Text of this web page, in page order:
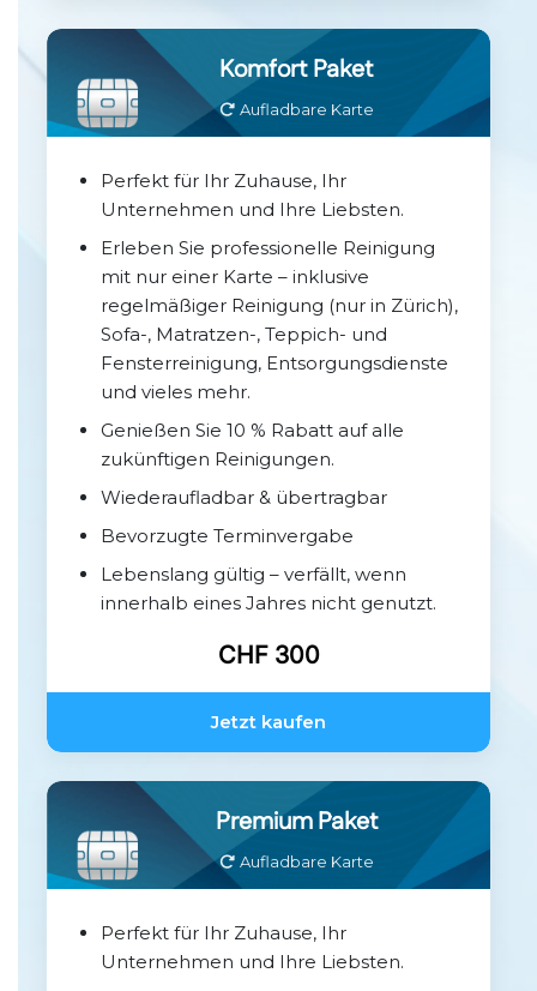
Komfort Paket
Aufladbare Karte
Perfekt für Ihr Zuhause, Ihr
Unternehmen und Ihre Liebsten.
Erleben Sie professionelle Reinigung
mit nur einer Karte – inklusive
regelmäßiger Reinigung (nur in Zürich),
Sofa-, Matratzen-, Teppich- und
Fensterreinigung, Entsorgungsdienste
und vieles mehr.
Genießen Sie 10 % Rabatt auf alle
zukünftigen Reinigungen.
Wiederaufladbar & übertragbar
Bevorzugte Terminvergabe
Lebenslang gültig – verfällt, wenn
innerhalb eines Jahres nicht genutzt.
CHF 300
Jetzt kaufen
Premium Paket
Aufladbare Karte
Perfekt für Ihr Zuhause, Ihr
Unternehmen und Ihre Liebsten.